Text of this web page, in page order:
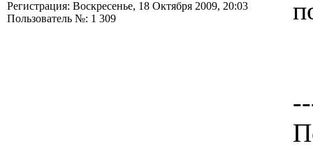
Регистрация: Воскресенье, 18 Октября 2009, 20:03
Пользователь №: 1 309